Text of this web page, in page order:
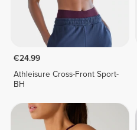
€24.99
Athleisure Cross-Front Sport-
BH